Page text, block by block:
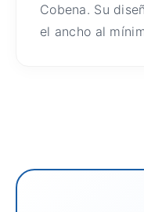
Cobena. Su
el ancho al